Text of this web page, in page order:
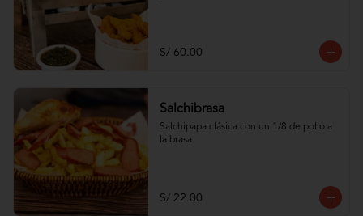
S/ 60.00
Salchibrasa
Salchipapa clásica con un 1/8 de pollo a
la brasa
S/ 22.00